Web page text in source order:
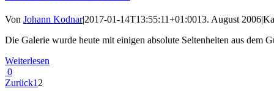
Von Johann Kodnar|2017-01-14T13:55:11+01:0013. August 2006|
Die Galerie wurde heute mit einigen absolute Seltenheiten aus dem
Weiterlesen
0
Zurück1 2